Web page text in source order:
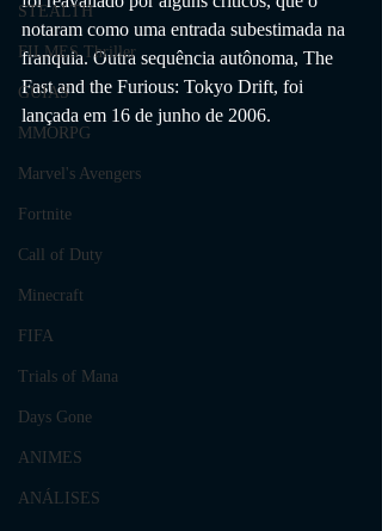
STEALTH
FILMES Thriller
GUIAS
MMORPG
Marvel's Avengers
Fortnite
Call of Duty
Minecraft
FIFA
Trials of Mana
Days Gone
ANIMES
ANÁLISES
notaram como uma entrada subestimada na
franquia. Outra sequência autônoma, The
Fast and the Furious: Tokyo Drift, foi
lançada em 16 de junho de 2006.